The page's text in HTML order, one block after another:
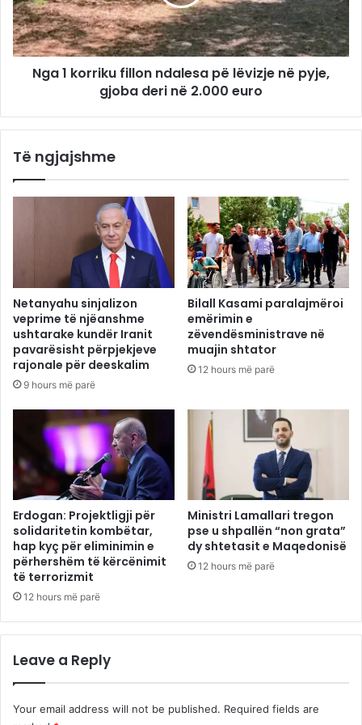
Nga 1 korriku fillon ndalesa pë lëvizje në pyje,
gjoba deri në 2.000 euro
Të ngjajshme
Netanyahu sinjalizon
veprime të njëanshme
ushtarake kundër Iranit
pavarësisht përpjekjeve
rajonale për deeskalim
9 hours më parë
Bilall Kasami paralajmëroi
emërimin e
zëvendësministrave në
muajin shtator
12 hours më parë
Erdogan: Projektligji për
solidaritetin kombëtar,
hap kyç për eliminimin e
përhershëm të kërcënimit
të terrorizmit
12 hours më parë
Ministri Lamallari tregon
pse u shpallën “non grata”
dy shtetasit e Maqedonisë
12 hours më parë
Leave a Reply
Your email address will not be published. Required fields are